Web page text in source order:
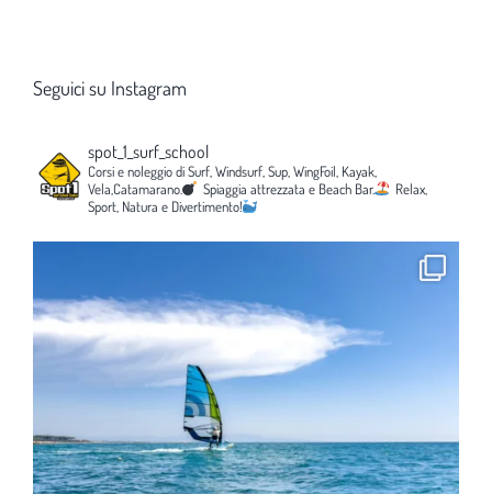
Seguici su Instagram
spot_1_surf_school
Corsi e noleggio di Surf, Windsurf, Sup, WingFoil, Kayak,
Vela,Catamarano.
Spiaggia attrezzata e Beach Bar.
Relax,
Sport, Natura e Divertimento!